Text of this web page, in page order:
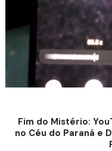
Fim do Mistério:
no Céu do Paraná e